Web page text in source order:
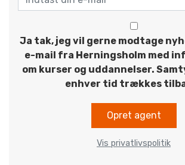
Ja tak, jeg vil gerne modtage
e-mail fra Herningsholm med
om kurser og uddannelser.
enhver tid trækkes
Opret agent
Vis privatlivspolitik